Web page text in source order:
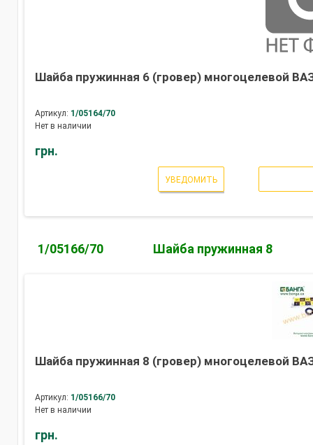
Шайба пружинная 6 (гровер) многоцелевой
Артикул: 1/05164/70
Нет в наличии
грн.
УВЕДОМИТЬ
1/05166/70 Шайба пружинная 8
Шайба пружинная 8 (гровер) многоцелевой
Артикул: 1/05166/70
Нет в наличии
грн.